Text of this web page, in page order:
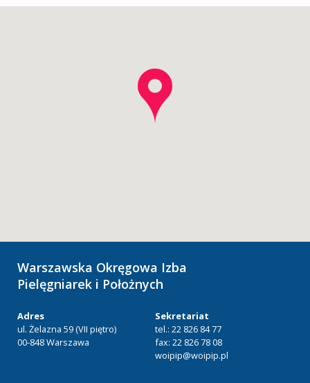
Warszawska Okręgowa Izba
Pielęgniarek i Położnych
Adres
ul. Żelazna 59 (VII piętro)
00-848 Warszawa
Sekretariat
tel.: 22 826 84 77
fax: 22 826 78 08
woipip@woipip.pl